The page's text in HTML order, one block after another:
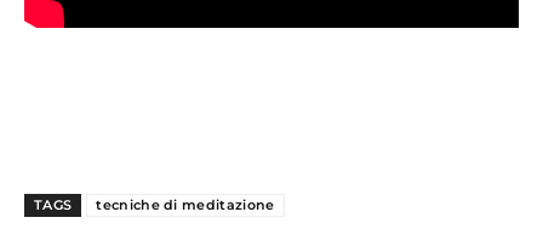
TAGS tecniche di meditazione